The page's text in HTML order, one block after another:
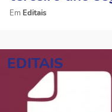
Editais
EDITAIS